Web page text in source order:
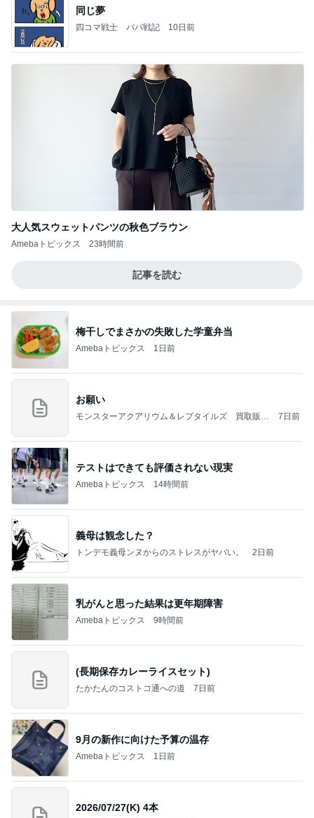
同じ夢
四コマ戦士 パパ戦記 10日前
大人気スウェットパンツの秋色ブラウン
Amebaトピックス 23時間前
記事を読む
梅干しでまさかの失敗した学童弁当
Amebaトピックス 1日前
お願い
モンスターアクアリウム＆レプタイルズ 買取販売
7日前
テストはできても評価されない現実
Amebaトピックス 14時間前
義母は観念した？
トンデモ義母ンヌからのストレスがヤバい。 2日前
乳がんと思った結果は更年期障害
Amebaトピックス 9時間前
(長期保存カレーライスセット)
たかたんのコストコ通への道 7日前
9月の新作に向けた予算の温存
Amebaトピックス 1日前
2026/07/27(K) 4本